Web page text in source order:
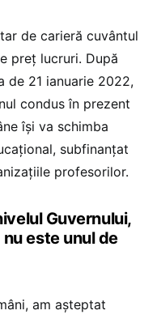
de carieră cuvântul
preț lucruri. După
de 21 ianuarie 2022,
condus în prezent
își va schimba
subfinanțat
profesorilor.
Guvernului,
este unul de
am așteptat